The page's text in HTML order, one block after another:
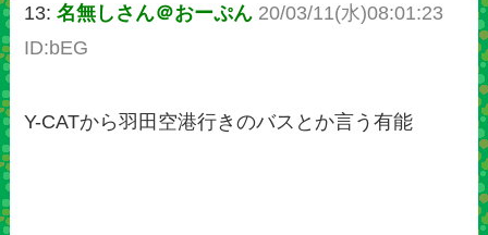
13:名無しさん＠おーぷん 20/03/11(水)08:01:23
ID:bEG
Y-CATから羽田空港行きのバスとか言う有能